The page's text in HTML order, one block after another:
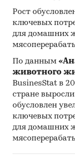
Рост
ключевых
для домашних
По данным
животного
BusinesStat в
стране
обусловлен
ключевых
для домашних